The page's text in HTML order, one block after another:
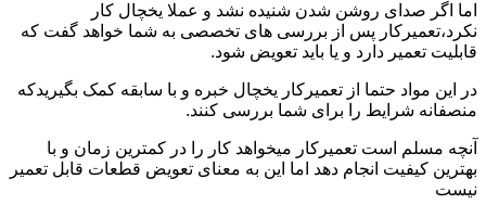
اما اگر صدای روشن شدن شنیده نشد و عملا یخچال کار
نکرد،تعمیرکار پس از بررسی های تخصصی به شما خواهد گفت که
قابلیت تعمیر دارد و یا باید تعویض شود.
در این مواد حتما از تعمیرکار یخچال خبره و با سابقه کمک بگیریدکه
منصفانه شرایط را برای شما بررسی کنند.
آنچه مسلم است تعمیرکار میخواهد کار را در کمترین زمان و با
بهترین کیفیت انجام دهد اما این به معنای تعویض قطعات قابل تعمیر
نیست